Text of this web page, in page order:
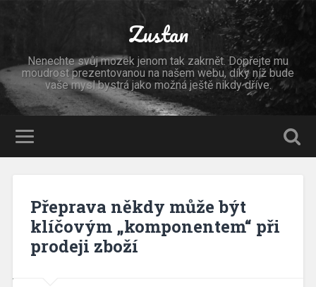
Zustan
Nenechte svůj mozek jenom tak zakrnět. Dopřejte mu
moudrost prezentovanou na našem webu, díky níž bude
vaše mysl bystrá jako možná ještě nikdy dříve.
Přeprava někdy může být
klíčovým „komponentem“ při
prodeji zboží